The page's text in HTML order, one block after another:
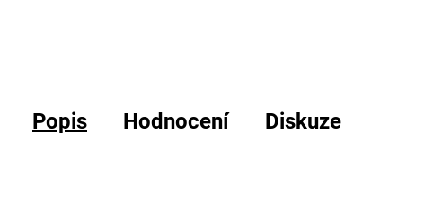
Popis Hodnocení Diskuze